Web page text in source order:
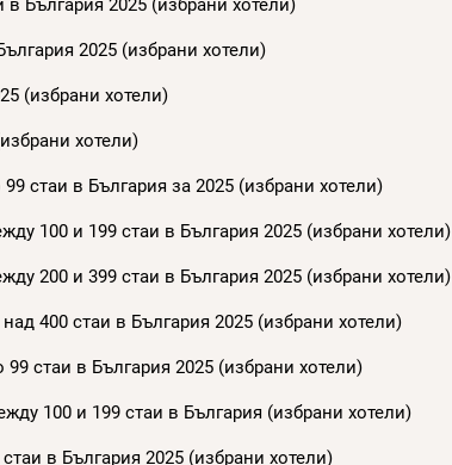
България 2025 (избрани хотели)
2025 (избрани хотели)
(избрани хотели)
хотели)
стаи в България за 2025 (избрани хотели)
100 и 199 стаи в България 2025 (избрани хотели)
200 и 399 стаи в България 2025 (избрани хотели)
400 стаи в България 2025 (избрани хотели)
стаи в България 2025 (избрани хотели)
100 и 199 стаи в България (избрани хотели)
в България 2025 (избрани хотели)